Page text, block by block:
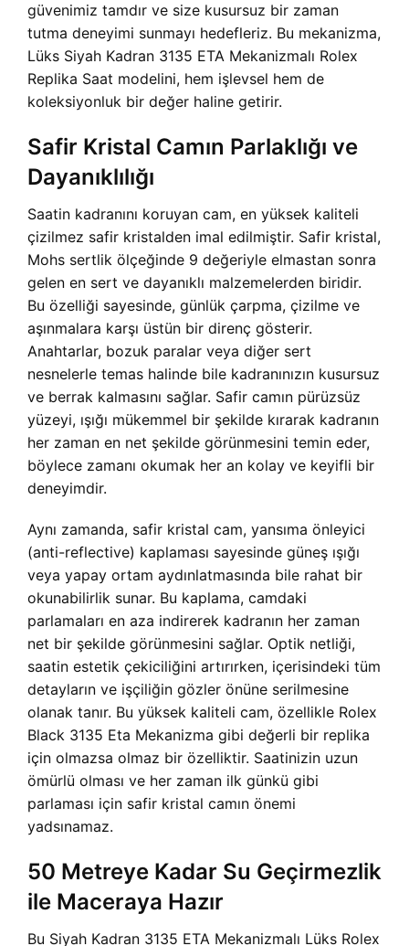
güvenimiz tamdır ve size kusursuz bir zaman
tutma deneyimi sunmayı hedefleriz. Bu mekanizma,
Lüks Siyah Kadran 3135 ETA Mekanizmalı Rolex
Replika Saat modelini, hem işlevsel hem de
koleksiyonluk bir değer haline getirir.
Safir Kristal Camın Parlaklığı ve
Dayanıklılığı
Saatin kadranını koruyan cam, en yüksek kaliteli
çizilmez safir kristalden imal edilmiştir. Safir kristal,
Mohs sertlik ölçeğinde 9 değeriyle elmastan sonra
gelen en sert ve dayanıklı malzemelerden biridir.
Bu özelliği sayesinde, günlük çarpma, çizilme ve
aşınmalara karşı üstün bir direnç gösterir.
Anahtarlar, bozuk paralar veya diğer sert
nesnelerle temas halinde bile kadranınızın kusursuz
ve berrak kalmasını sağlar. Safir camın pürüzsüz
yüzeyi, ışığı mükemmel bir şekilde kırarak kadranın
her zaman en net şekilde görünmesini temin eder,
böylece zamanı okumak her an kolay ve keyifli bir
deneyimdir.
Aynı zamanda, safir kristal cam, yansıma önleyici
(anti-reflective) kaplaması sayesinde güneş ışığı
veya yapay ortam aydınlatmasında bile rahat bir
okunabilirlik sunar. Bu kaplama, camdaki
parlamaları en aza indirerek kadranın her zaman
net bir şekilde görünmesini sağlar. Optik netliği,
saatin estetik çekiciliğini artırırken, içerisindeki tüm
detayların ve işçiliğin gözler önüne serilmesine
olanak tanır. Bu yüksek kaliteli cam, özellikle Rolex
Black 3135 Eta Mekanizma gibi değerli bir replika
için olmazsa olmaz bir özelliktir. Saatinizin uzun
ömürlü olması ve her zaman ilk günkü gibi
parlaması için safir kristal camın önemi
yadsınamaz.
50 Metreye Kadar Su Geçirmezlik
ile Maceraya Hazır
Bu Siyah Kadran 3135 ETA Mekanizmalı Lüks Rolex